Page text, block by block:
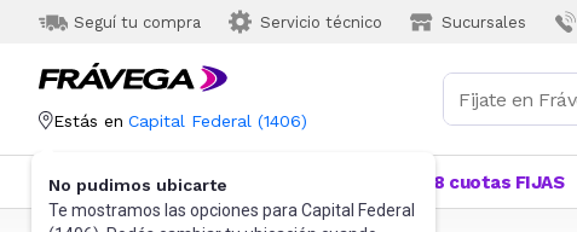
Seguí tu compra Servicio técnico Sucursales
Estás en Capital Federal (1406)
No pudimos ubicarte
Te mostramos las opciones para Capital Federal
Categorías Más Vendidos 18 cuotas FIJAS